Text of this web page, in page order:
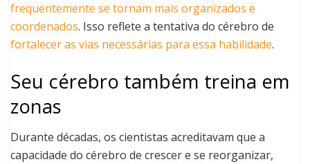
frequentemente se tornam mais organizados e
coordenados. Isso reflete a tentativa do cérebro de
fortalecer as vias necessárias para essa habilidade.
Seu cérebro também treina em
zonas
Durante décadas, os cientistas acreditavam que a
capacidade do cérebro de crescer e se reorganizar,